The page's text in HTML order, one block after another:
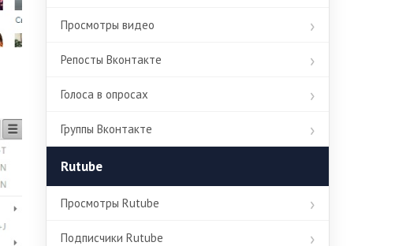
Просмотры видео
Репосты Вконтакте
Голоса в опросах
Группы Вконтакте
Rutube
Просмотры Rutube
Подписчики Rutube